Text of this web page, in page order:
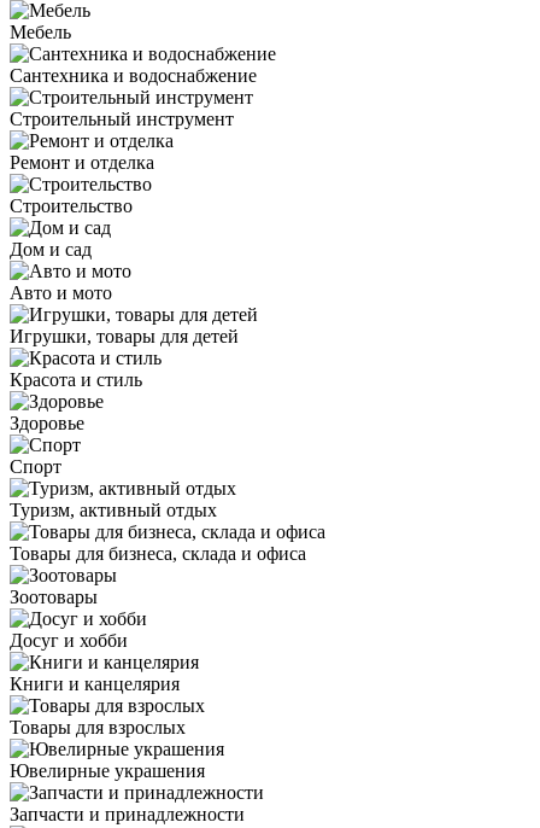
Мебель
Сантехника и водоснабжение
Строительный инструмент
Ремонт и отделка
Строительство
Дом и сад
Авто и мото
Игрушки, товары для детей
Красота и стиль
Здоровье
Спорт
Туризм, активный отдых
Товары для бизнеса, склада и офиса
Зоотовары
Досуг и хобби
Книги и канцелярия
Товары для взрослых
Ювелирные украшения
Запчасти и принадлежности